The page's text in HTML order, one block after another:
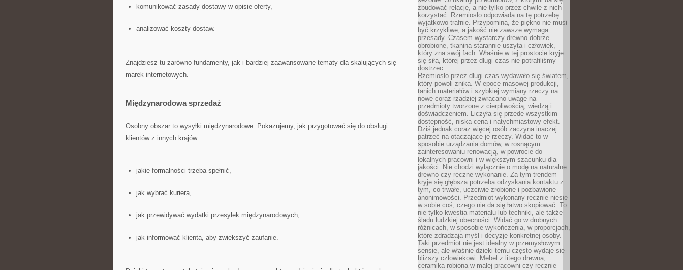
komunikować zasady dostawy w opisie oferty,
analizować koszty dostaw.
Znajdziesz tu zarówno fundamenty, jak i bardziej zaawansowane tematy dla skalujących się
marek internetowych.
Międzynarodowa sprzedaż
Osobny obszar to wysyłki międzynarodowe. Pokazujemy, jak przygotować się do obsługi
klientów z innych krajów:
jakie formalności trzeba spełnić,
jak wybrać kuriera,
jak przewidywać wydatki przesyłek międzynarodowych,
jak informować klienta, aby zwiększyć zaufanie.
zbudować relację, a nie tylko przez chwilę z nich
korzystać. Rzemiosło odpowiada na tę potrzebę
wyjątkowo trafnie. Przypomina, że piękno nie musi
być krzykliwe, a jakość nie zawsze wymaga
przesady. Czasem wystarczy drewno dobrze
obrobione, tkanina starannie uszyta i człowiek,
który zna swój fach. Właśnie w tej prostocie kryje
się siła, której przez długi czas nie potrafiliśmy
dostrzec.
Rzemiosło przez długi czas wydawało się światem,
który powoli znika. W epoce masowej produkcji,
tanich materiałów i szybkiej wymiany rzeczy na
nowe coraz rzadziej zwracano uwagę na
przedmioty tworzone z cierpliwością, wiedzą i
doświadczeniem. Liczyła się przede wszystkim
dostępność, niska cena i natychmiastowy efekt.
Dziś jednak coraz więcej osób zaczyna inaczej
patrzeć na otaczające je rzeczy. Widać to w
sposobie urządzania domów, w rosnącym
zainteresowaniu renowacją, w powrocie do
lokalnych pracowni i w większym szacunku dla
jakości. Nie chodzi wyłącznie o modę na naturalne
drewno czy ręczne wykonanie. Za tym trendem
kryje się głębsza potrzeba odzyskania kontaktu z
tym, co trwałe, uczciwie zrobione i pozbawione
anonimowości. Przedmiot wykonany ręcznie niesie
w sobie coś, czego nie da się łatwo skopiować. To
nie tylko kwestia materiału lub techniki, ale także
śladu ludzkiej obecności. Widać go w drobnych
różnicach, w sposobie wykończenia, w proporcjach,
które zdradzają myśl i decyzję konkretnej osoby.
Taki przedmiot nie jest idealny w przemysłowym
sensie, ale właśnie dzięki temu często wydaje się
bliższy człowiekowi. Mebel z litego drewna,
ceramika robiona w małej pracowni czy ręcznie